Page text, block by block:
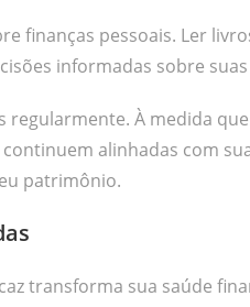
finanças pessoais. Ler
informadas sobre
regularmente. À medida
alinhadas com
patrimônio.
transforma sua saúde